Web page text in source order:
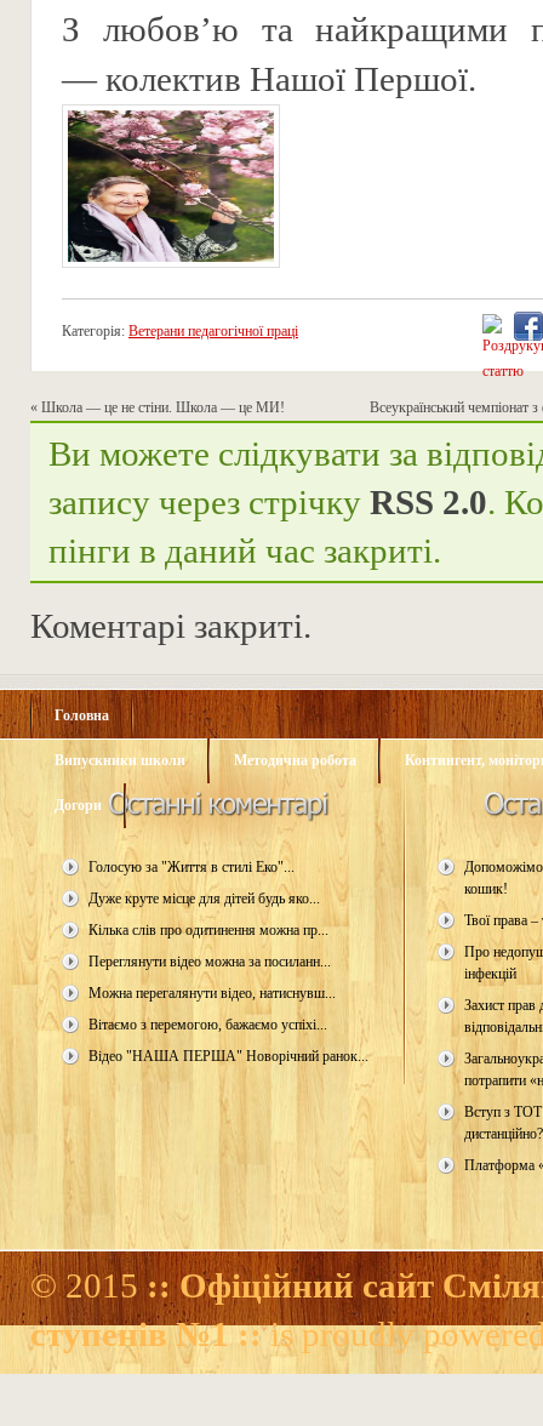
З любов’ю та найкращими
— колектив Нашої Першої.
Категорія: Ветерани педагогічної праці
« Школа — це не стіни. Школа — це МИ! Всеукраїнський
Ви можете слідкувати за
запису через стрічку RSS 2.0.
пінги в даний час закриті.
Коментарі закриті.
Головна
Випускники школи Методична робота Контингент,
Догори
Голосую за "Життя в стилі Еко"...
Дуже круте місце для дітей будь яко...
Кілька слів про одитинення можна пр...
Переглянути відео можна за посиланн...
Можна перегалянути відео, натиснувш...
Вітаємо з перемогою, бажаємо успіхі...
Відео "НАША ПЕРША" Новорічний ранок...
Допоможімо
кошик!
Твої права –
Про
інфекцій
Захист прав
потрапити
Вступ з
дистанційно?
Платформа
© 2015:: Офіційний сайт
ступенів №1 ::is proudly